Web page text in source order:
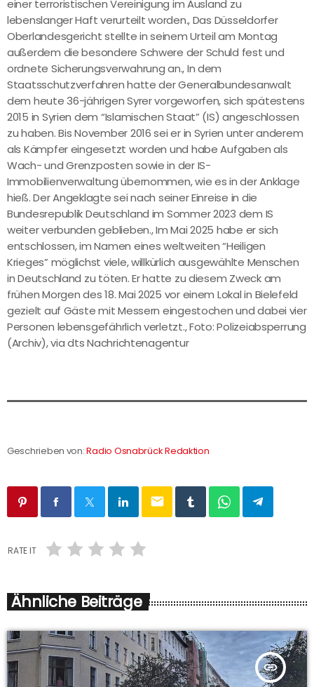
einer terroristischen Vereinigung im Ausland zu
lebenslanger Haft verurteilt worden., Das Düsseldorfer
Oberlandesgericht stellte in seinem Urteil am Montag
außerdem die besondere Schwere der Schuld fest und
ordnete Sicherungsverwahrung an., In dem
Staatsschutzverfahren hatte der Generalbundesanwalt
dem heute 36-jährigen Syrer vorgeworfen, sich spätestens
2015 in Syrien dem “Islamischen Staat” (IS) angeschlossen
zu haben. Bis November 2016 sei er in Syrien unter anderem
als Kämpfer eingesetzt worden und habe Aufgaben als
Wach- und Grenzposten sowie in der IS-
Immobilienverwaltung übernommen, wie es in der Anklage
hieß. Der Angeklagte sei nach seiner Einreise in die
Bundesrepublik Deutschland im Sommer 2023 dem IS
weiter verbunden geblieben., Im Mai 2025 habe er sich
entschlossen, im Namen eines weltweiten “Heiligen
Krieges” möglichst viele, willkürlich ausgewählte Menschen
in Deutschland zu töten. Er hatte zu diesem Zweck am
frühen Morgen des 18. Mai 2025 vor einem Lokal in Bielefeld
gezielt auf Gäste mit Messern eingestochen und dabei vier
Personen lebensgefährlich verletzt., Foto: Polizeiabsperrung
(Archiv), via dts Nachrichtenagentur
Geschrieben von:Radio Osnabrück Redaktion
email
RATE IT
Ähnliche Beiträge
insert_link